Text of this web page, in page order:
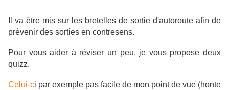
Il va être mis sur les bretelles de sortie d'autoroute afin de
prévenir des sorties en contresens.
Pour vous aider à réviser un peu, je vous propose deux
quizz.
Celui-ci par exemple pas facile de mon point de vue (honte